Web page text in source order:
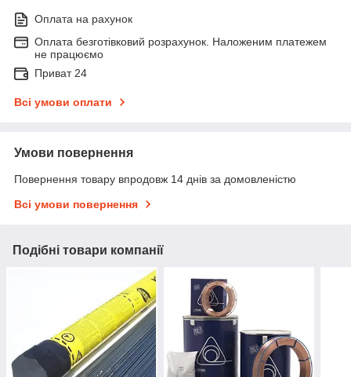
Оплата на рахунок
Оплата безготівковий розрахунок. Наложеним платежем
не працюємо
Приват 24
Всі умови оплати
Умови повернення
Повернення товару впродовж 14 днів за домовленістю
Всі умови повернення
Подібні товари компанії